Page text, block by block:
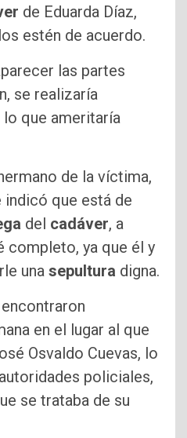
de Eduarda Díaz,
estén de acuerdo.
las partes
se realizaría
lo que ameritaría
de la víctima,
indicó que está de
del cadáver, a
completo, ya que él y
una sepultura digna.
en el lugar al que
Osvaldo Cuevas, lo
policiales,
se trataba de su